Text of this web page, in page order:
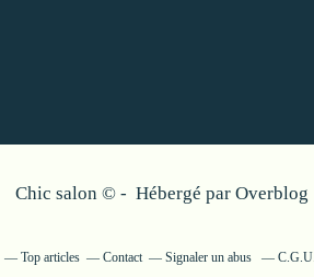
Chic salon © - Hébergé par Overblog
Top articles Contact Signaler un abus C.G.U.